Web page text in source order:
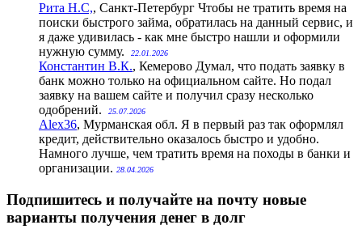
Рита Н.С,, Санкт-Петербург Чтобы не тратить время на
поиски быстрого займа, обратилась на данный сервис, и
я даже удивилась - как мне быстро нашли и оформили
нужную сумму.
22.01.2026
Константин В.К., Кемерово Думал, что подать заявку в
банк можно только на официальном сайте. Но подал
заявку на вашем сайте и получил сразу несколько
одобрений.
25.07.2026
Alex36, Мурманская обл. Я в первый раз так оформлял
кредит, действительно оказалось быстро и удобно.
Намного лучше, чем тратить время на походы в банки и
организации. 28.04.2026
Подпишитесь и получайте на почту новые
варианты получения денег в долг